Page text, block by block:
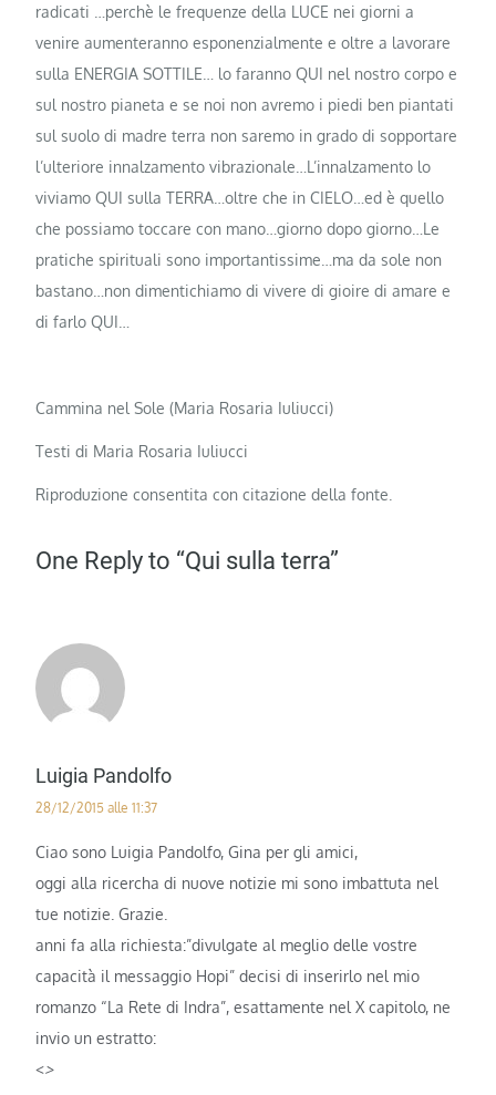
radicati …perchè le frequenze della LUCE nei giorni a
venire aumenteranno esponenzialmente e oltre a lavorare
sulla ENERGIA SOTTILE… lo faranno QUI nel nostro corpo e
sul nostro pianeta e se noi non avremo i piedi ben piantati
sul suolo di madre terra non saremo in grado di sopportare
l’ulteriore innalzamento vibrazionale…L’innalzamento lo
viviamo QUI sulla TERRA…oltre che in CIELO…ed è quello
che possiamo toccare con mano…giorno dopo giorno…Le
pratiche spirituali sono importantissime…ma da sole non
bastano…non dimentichiamo di vivere di gioire di amare e
di farlo QUI…
Cammina nel Sole (Maria Rosaria Iuliucci)
Testi di Maria Rosaria Iuliucci
Riproduzione consentita con citazione della fonte.
One Reply to “Qui sulla terra”
Luigia Pandolfo
28/12/2015 alle 11:37
Ciao sono Luigia Pandolfo, Gina per gli amici,
oggi alla ricercha di nuove notizie mi sono imbattuta nel
tue notizie. Grazie.
anni fa alla richiesta:”divulgate al meglio delle vostre
capacità il messaggio Hopi” decisi di inserirlo nel mio
romanzo “La Rete di Indra”, esattamente nel X capitolo, ne
invio un estratto:
<>